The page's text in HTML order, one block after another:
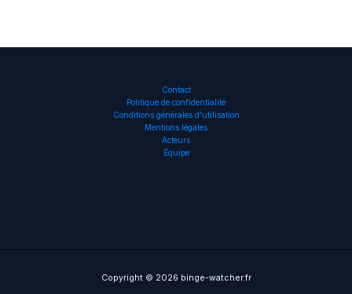
Contact
Politique de confidentialité
Conditions générales d’utilisation
Mentions légales
Acteurs
Équipe
Copyright © 2026 binge-watcher.fr